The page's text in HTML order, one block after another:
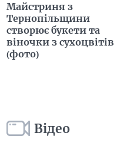
Майстриня з
Тернопільщини
створює букети та
віночки з сухоцвітів
(фото)
Відео